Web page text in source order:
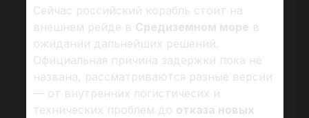
Сейчас российский корабль стоит на
внешнем рейде в Средиземном море в
ожидании дальнейших решений.
Официальная причина задержки пока не
названа, рассматриваются разные версии
— от внутренних логистичесих и
технических проблем до отказа новых